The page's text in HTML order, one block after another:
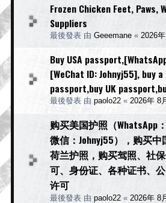
Frozen Chicken Feet, Paws,
Suppliers
最後發表 由 Geeemane « 2026
Buy USA
[WeChat ID: Johnyj55], buy
passport,buy UK
最後發表 由 paolo22 « 2026年 8
购买美国护照（WhatsApp
微信：Johnyj55），购买中
荷兰护照，购买驾照、社
可、身份证、各种证书、
许可
最後發表 由 paolo22 « 2026年 8